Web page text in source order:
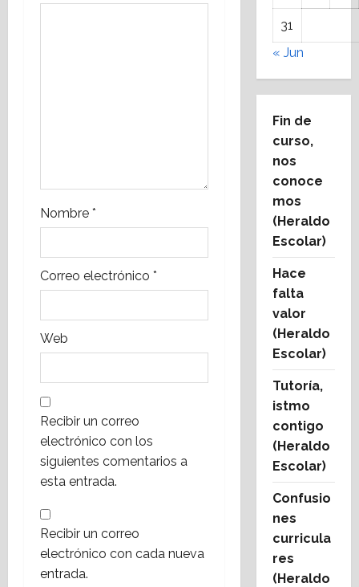
r
a
d
a
s
Nombre *
Correo electrónico *
Web
Recibir un correo
electrónico con los
siguientes comentarios a
esta entrada.
Recibir un correo
electrónico con cada nueva
entrada.
31
« Jun
Fin de
curso,
nos
conoce
mos
(Heraldo
Escolar)
Hace
falta
valor
(Heraldo
Escolar)
Tutoría,
istmo
contigo
(Heraldo
Escolar)
Confusio
nes
curricula
res
(Heraldo